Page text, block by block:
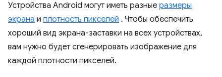
Устройства Android могут иметь разные размеры
экрана и плотность пикселей . Чтобы обеспечить
хороший вид экрана-заставки на всех устройствах,
вам нужно будет сгенерировать изображение для
каждой плотности пикселей.